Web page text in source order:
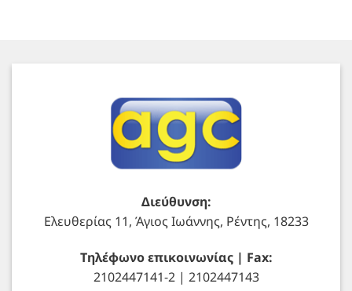
Διεύθυνση:
Ελευθερίας 11, Άγιος Ιωάννης, Ρέντης, 18233
Τηλέφωνο επικοινωνίας | Fax:
2102447141-2 | 2102447143